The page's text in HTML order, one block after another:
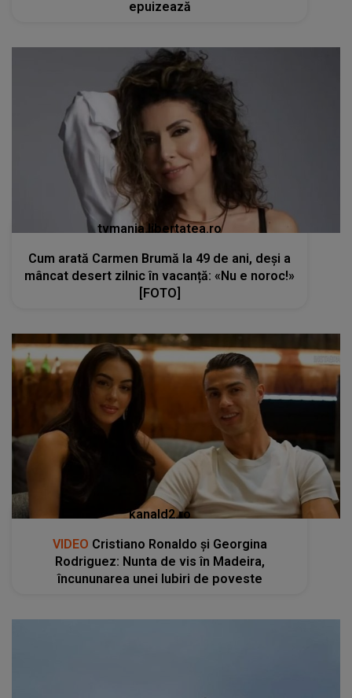
epuizează
tvmania.libertatea.ro
Cum arată Carmen Brumă la 49 de ani, deși a
mâncat desert zilnic în vacanță: «Nu e noroc!»
[FOTO]
kanald2.ro
VIDEO Cristiano Ronaldo și Georgina
Rodriguez: Nunta de vis în Madeira,
încununarea unei Iubiri de poveste